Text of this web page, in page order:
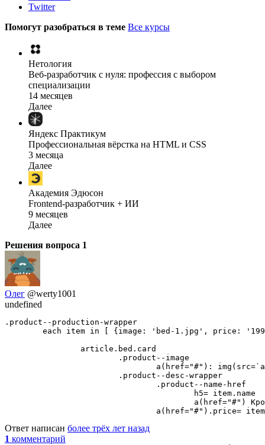
Twitter
Помогут разобраться в теме Все курсы
Нетология
Веб-разработчик с нуля: профессия с выбором
специализации
14 месяцев
Далее
Яндекс Практикум
Профессиональная вёрстка на HTML и CSS
3 месяца
Далее
Академия Эдюсон
Frontend-разработчик + ИИ
9 месяцев
Далее
Решения вопроса 1
Олег @werty1001
undefined
.product--production-wrapper
a(href="#").price=
Ответ написан более трёх лет назад
1 комментарий